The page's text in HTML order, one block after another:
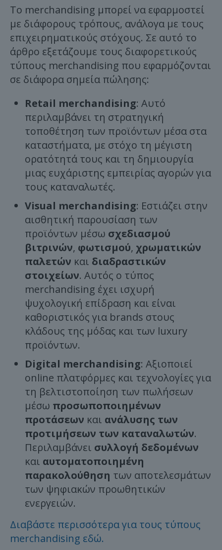
Το merchandising μπορεί να εφαρμοστεί
με διάφορους τρόπους, ανάλογα με τους
επιχειρηματικούς στόχους. Σε αυτό το
άρθρο εξετάζουμε τους διαφορετικούς
τύπους merchandising που εφαρμόζονται
σε διάφορα σημεία πώλησης:
Retail merchandising: Αυτό
περιλαμβάνει τη στρατηγική
τοποθέτηση των προϊόντων μέσα στα
καταστήματα, με στόχο τη μέγιστη
ορατότητά τους και τη δημιουργία
μιας ευχάριστης εμπειρίας αγορών για
τους καταναλωτές.
Visual merchandising: Εστιάζει στην
αισθητική παρουσίαση των
προϊόντων μέσω σχεδιασμού
βιτρινών, φωτισμού, χρωματικών
παλετών και διαδραστικών
στοιχείων. Αυτός ο τύπος
merchandising έχει ισχυρή
ψυχολογική επίδραση και είναι
καθοριστικός για brands στους
κλάδους της μόδας και των luxury
προϊόντων.
Digital merchandising: Αξιοποιεί
online πλατφόρμες και τεχνολογίες για
τη βελτιστοποίηση των πωλήσεων
μέσω προσωποποιημένων
προτάσεων και ανάλυσης των
προτιμήσεων των καταναλωτών.
Περιλαμβάνει συλλογή δεδομένων
και αυτοματοποιημένη
παρακολούθηση των αποτελεσμάτων
των ψηφιακών προωθητικών
ενεργειών.
Διαβάστε περισσότερα για τους τύπους
merchandising εδώ.